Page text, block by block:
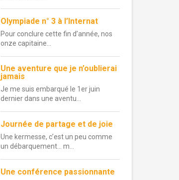
Olympiade n° 3 à l’Internat
Pour conclure cette fin d’année, nos
onze capitaine...
Une aventure que je n’oublierai
jamais
Je me suis embarqué le 1er juin
dernier dans une aventu...
Journée de partage et de joie
Une kermesse, c’est un peu comme
un débarquement… m...
Une conférence passionnante